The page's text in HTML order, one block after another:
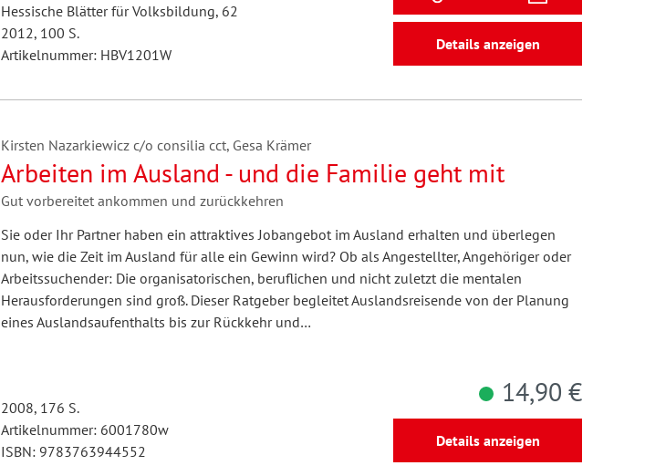
Hessische Blätter für Volksbildung, 62
2012, 100 S.
Artikelnummer: HBV1201W
Details anzeigen
Kirsten Nazarkiewicz c/o consilia cct, Gesa Krämer
Arbeiten im Ausland - und die Familie geht mit
Gut vorbereitet ankommen und zurückkehren
Sie oder Ihr Partner haben ein attraktives Jobangebot im Ausland erhalten und überlegen
nun, wie die Zeit im Ausland für alle ein Gewinn wird? Ob als Angestellter, Angehöriger oder
Arbeitssuchender: Die organisatorischen, beruflichen und nicht zuletzt die mentalen
Herausforderungen sind groß. Dieser Ratgeber begleitet Auslandsreisende von der Planung
eines Auslandsaufenthalts bis zur Rückkehr und…
2008, 176 S.
Artikelnummer: 6001780w
ISBN: 9783763944552
14,90 €
Details anzeigen